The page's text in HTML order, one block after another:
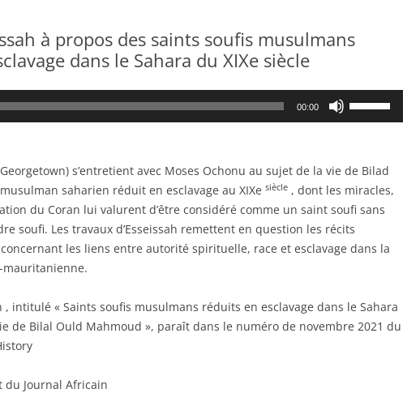
à propos des saints soufis musulmans
dans le Sahara du XIXe siècle
00:00
pour
augmenter
ou
diminuer
le
s’entretient avec Moses Ochonu au sujet de la vie de Bilad
saharien réduit en esclavage au XIXe siècle , dont les miracles,
du Coran lui valurent d’être considéré comme un saint soufi sans
soufi. Les travaux d’Esseissah remettent en question les récits
les liens entre autorité spirituelle, race et esclavage dans la
mauritanienne.
, intitulé « Saints soufis musulmans réduits en esclavage dans le Sahara
de Bilal Ould Mahmoud », paraît dans le numéro de novembre 2021 du
du Journal Africain